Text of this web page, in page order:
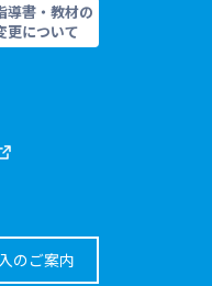
導書・教材の
更について
のご案内